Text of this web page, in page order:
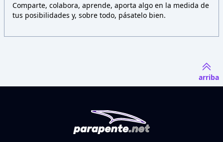
Comparte, colabora, aprende, aporta algo en la medida de
tus posibilidades y, sobre todo, pásatelo bien.
arriba